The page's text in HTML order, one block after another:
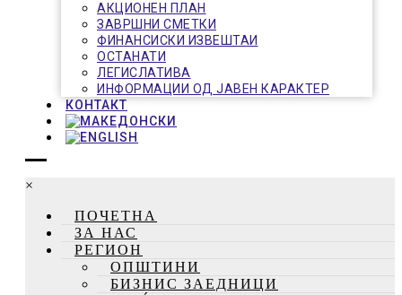
АКЦИОНЕН ПЛАН
ЗАВРШНИ СМЕТКИ
ФИНАНСИСКИ ИЗВЕШТАИ
ОСТАНАТИ
ЛЕГИСЛАТИВА
ИНФОРМАЦИИ ОД ЈАВЕН КАРАКТЕР
КОНТАКТ
×
ПОЧЕТНА
ЗА НАС
РЕГИОН
ОПШТИНИ
БИЗНИС ЗАЕДНИЦИ